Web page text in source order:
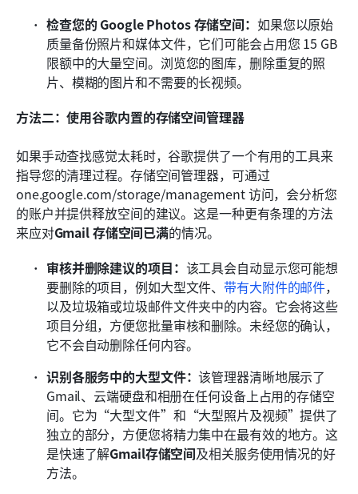
检查您的 Google Photos 存储空间： 如果您以原始
质量备份照片和媒体文件，它们可能会占用您 15 GB
限额中的大量空间。浏览您的图库，删除重复的照
片、模糊的图片和不需要的长视频。
方法二：使用谷歌内置的存储空间管理器
如果手动查找感觉太耗时，谷歌提供了一个有用的工具来
指导您的清理过程。存储空间管理器，可通过
one.google.com/storage/management 访问，会分析您
的账户并提供释放空间的建议。这是一种更有条理的方法
来应对Gmail 存储空间已满的情况。
审核并删除建议的项目： 该工具会自动显示您可能想
要删除的项目，例如大型文件、带有大附件的邮件，
以及垃圾箱或垃圾邮件文件夹中的内容。它会将这些
项目分组，方便您批量审核和删除。未经您的确认，
它不会自动删除任何内容。
识别各服务中的大型文件：该管理器清晰地展示了
Gmail、云端硬盘和相册在任何设备上占用的存储空
间。它为“大型文件”和“大型照片及视频”提供了
独立的部分，方便您将精力集中在最有效的地方。这
是快速了解Gmail存储空间及相关服务使用情况的好
方法。